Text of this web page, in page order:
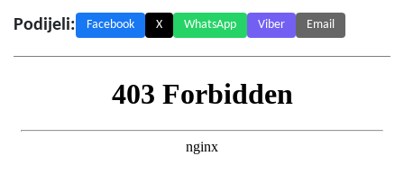
Podijeli: Facebook X WhatsApp Viber Email